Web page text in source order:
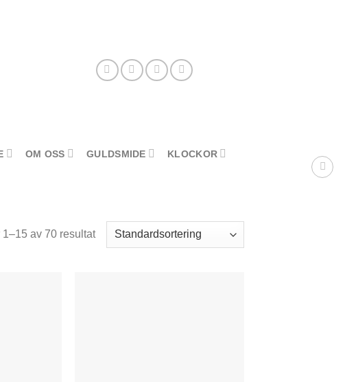
OM OSS GULDSMIDE KLOCKOR
1–15 av 70 resultat